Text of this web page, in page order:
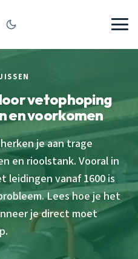
vetophoping
en voorkomen
je aan trage
en rioolstank. Vooral in
leidingen vanaf 1600 is
Lees hoe je het
je direct moet